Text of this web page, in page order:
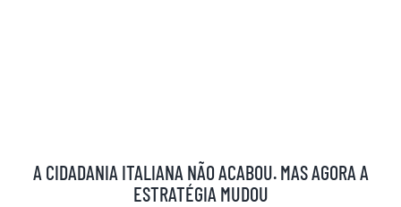
A CIDADANIA ITALIANA NÃO ACABOU. MAS AGORA A
ESTRATÉGIA MUDOU